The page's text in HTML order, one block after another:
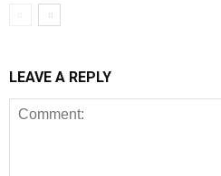
LEAVE A REPLY